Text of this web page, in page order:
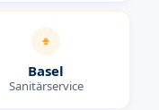
Basel
Sanitärservice